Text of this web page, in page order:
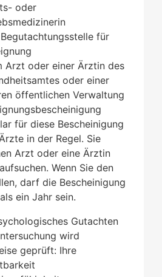
oder
für
Arzt oder einer Ärztin des
oder einer
öffentlichen Verwaltung
für diese Bescheinigung
in der Regel. Sie
Arzt oder eine Ärztin
Wenn Sie den
darf die Bescheinigung
ein Jahr sein.
Gutachten
wird
geprüft: Ihre